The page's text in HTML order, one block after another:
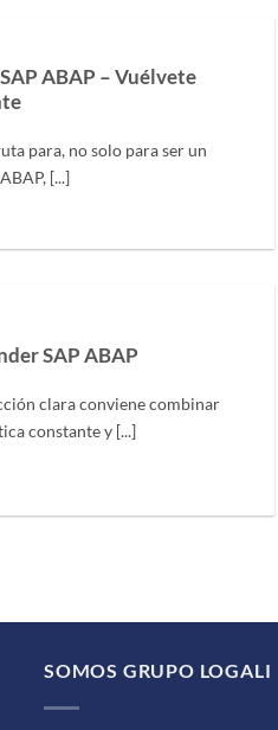
ABAP – Vuélvete
para, no solo para ser un
[...]
SAP ABAP
clara conviene combinar
constante y [...]
SOMOS GRUPO LOGALI